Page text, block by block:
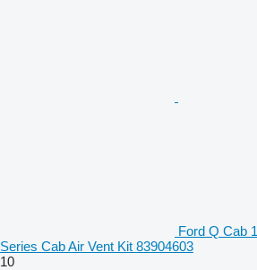
Ford Q Cab
Series Cab Air Vent Kit 83904603
10